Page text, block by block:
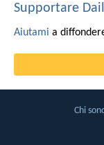
Supportare
Aiutami a
Chi